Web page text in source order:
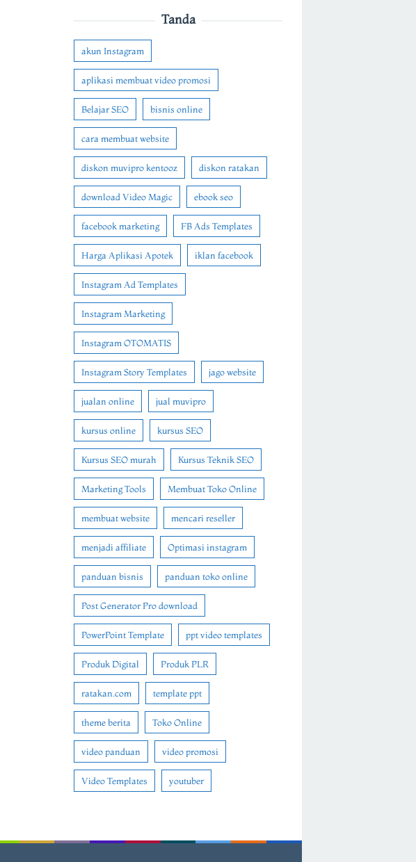
Tanda
akun Instagram
aplikasi membuat video promosi
Belajar SEO bisnis online
cara membuat website
diskon muvipro kentooz diskon ratakan
download Video Magic ebook seo
facebook marketing FB Ads Templates
Harga Aplikasi Apotek iklan facebook
Instagram Ad Templates
Instagram Marketing
Instagram OTOMATIS
Instagram Story Templates jago website
jualan online jual muvipro
kursus online kursus SEO
Kursus SEO murah Kursus Teknik SEO
Marketing Tools Membuat Toko Online
membuat website mencari reseller
menjadi affiliate Optimasi instagram
panduan bisnis panduan toko online
Post Generator Pro download
PowerPoint Template ppt video templates
Produk Digital Produk PLR
ratakan.com template ppt
theme berita Toko Online
video panduan video promosi
Video Templates youtuber